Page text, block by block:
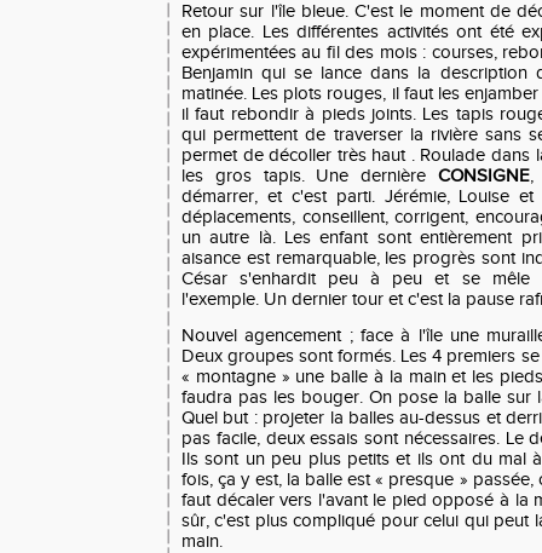
Retour sur l'île bleue. C'est le moment de
en place. Les différentes activités ont été
expérimentées au fil des mois : courses,
Benjamin qui se lance dans la description
matinée. Les plots rouges, il faut les
il faut rebondir à pieds joints. Les tapis
qui permettent de traverser la rivière sans
permet de décoller très haut . Roulade dans
les gros tapis. Une dernière CONSIGNE,
démarrer, et c'est parti. Jérémie, Louise
déplacements, conseillent, corrigent,
un autre là. Les enfant sont entièrement
aisance est remarquable, les progrès sont
César s'enhardit peu à peu et se mêle
l'exemple. Un dernier tour et c'est la pause
Nouvel agencement ; face à l'île une
Deux groupes sont formés. Les 4 premiers
« montagne » une balle à la main et les
faudra pas les bouger. On pose la balle sur
Quel but : projeter la balles au-dessus et
pas facile, deux essais sont nécessaires. Le
Ils sont un peu plus petits et ils ont du mal
fois, ça y est, la balle est « presque »
faut décaler vers l'avant le pied opposé à la
sûr, c'est plus compliqué pour celui qui peut
main.